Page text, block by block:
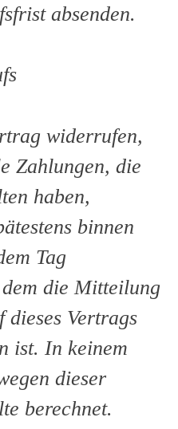
absenden.
widerrufen,
Zahlungen, die
haben,
binnen
Tag
die Mitteilung
Vertrags
ist. In keinem
dieser
berechnet.